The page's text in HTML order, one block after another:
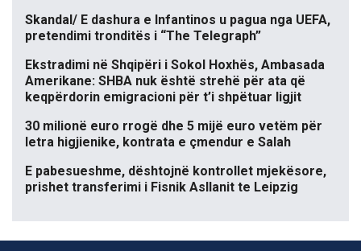
Skandal/ E dashura e Infantinos u pagua nga UEFA,
pretendimi tronditës i “The Telegraph”
Ekstradimi në Shqipëri i Sokol Hoxhës, Ambasada
Amerikane: SHBA nuk është strehë për ata që
keqpërdorin emigracioni për t’i shpëtuar ligjit
30 milionë euro rrogë dhe 5 mijë euro vetëm për
letra higjienike, kontrata e çmendur e Salah
E pabesueshme, dështojnë kontrollet mjekësore,
prishet transferimi i Fisnik Asllanit te Leipzig